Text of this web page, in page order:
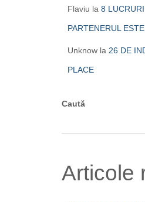
Flaviu la 8
PARTENERUL
Unknowla 26 DE
PLACE
Caută
Articole